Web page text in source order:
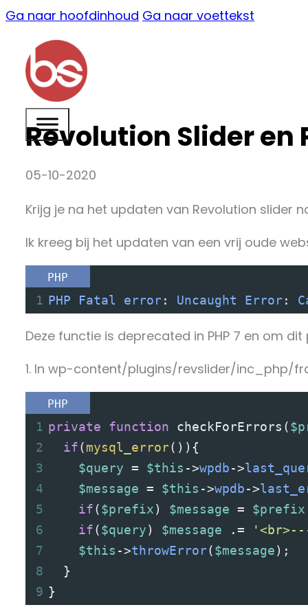
Ga naar hoofdinhoud Ga naar voettekst
Revolution Slider en
05-10-2020
Krijg je na het updaten van Revolution slider
Ik kreeg bij het updaten van een vrij oude
PHP
1 PHP Fatal error: Uncaught Error:
Deze functie is deprecated in PHP 7 en om
1. In wp-content/plugins/revslider/inc_php/
PHP
1 private function checkForErrors (
2
if(mysql_error()){
3
$query = $this ->wpdb->
4
$message = $this ->wpdb->
5
if($prefix) $message = $prefix
6
if($query) $message .=
7
$this ->throwError($message);
8
  }
9 }